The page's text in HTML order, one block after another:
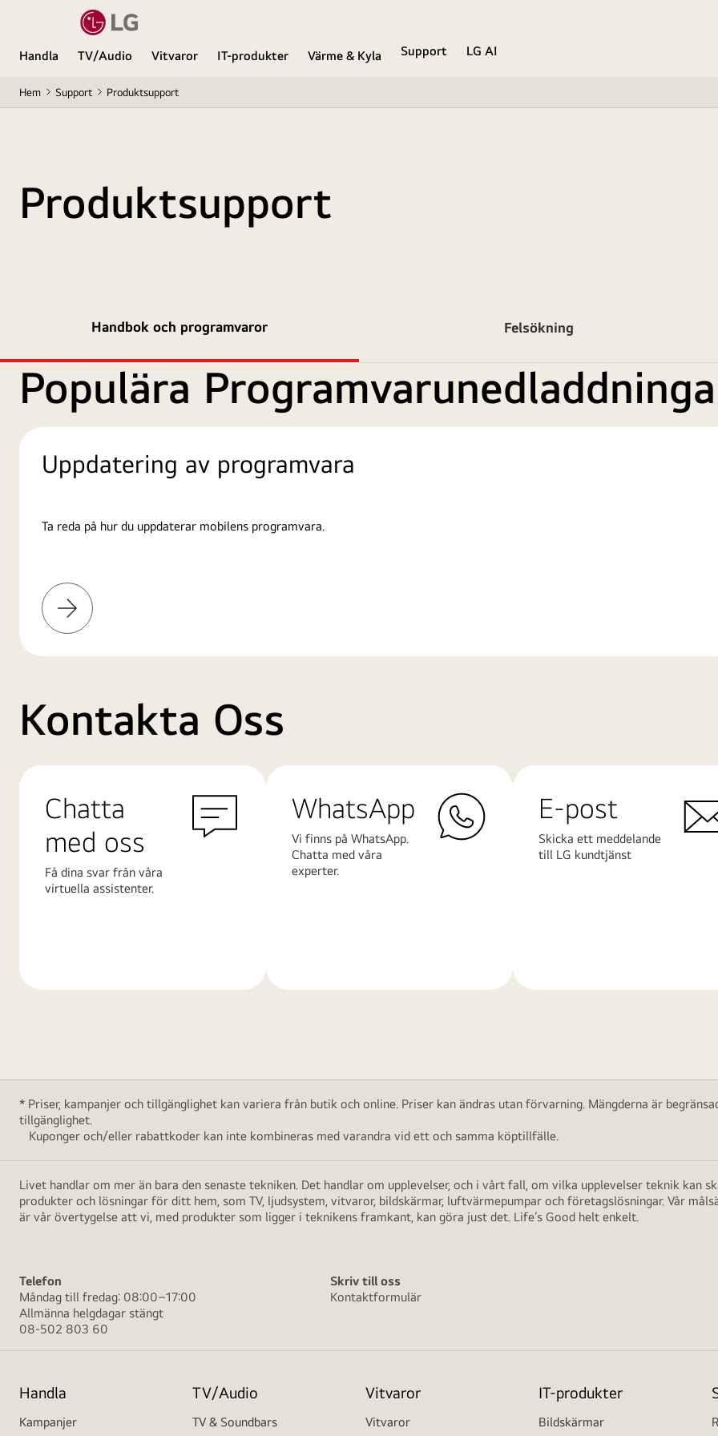
Handla TV/Audio Vitvaror IT-produkter Värme & Kyla Support LG AI
Hem Support Produktsupport
Produktsupport
Handbok och programvaror Felsökning
Populära
Uppdatering av programvara
Ta reda på hur du uppdaterar mobilens programvara.
Läs
mer
Kontakta Oss
Chatta
med oss
Få dina svar från våra
virtuella assistenter.
WhatsApp
Vi finns på WhatsApp.
Chatta med våra
experter.
E-post
Skicka ett meddelande
till LG kundtjänst
* Priser, kampanjer och tillgänglighet kan variera från butik och online. Priser kan ändras utan förvarning. Mängderna är
tillgänglighet.
Kuponger och/eller rabattkoder kan inte kombineras med varandra vid ett och samma köptillfälle.
Livet handlar om mer än bara den senaste tekniken. Det handlar om upplevelser, och i vårt fall, om vilka upplevelser teknik kan
produkter och lösningar för ditt hem, som TV, ljudsystem, vitvaror, bildskärmar, luftvärmepumpar och företagslösningar. Vår
är vår övertygelse att vi, med produkter som ligger i teknikens framkant, kan göra just det. Life’s Good helt enkelt.
Telefon
Måndag till fredag: 08:00–17:00
Allmänna helgdagar stängt
08-502 803 60
Skriv till oss
Kontaktformulär
Handla
Kampanjer
TV/Audio
TV & Soundbars
Vitvaror
Vitvaror
IT-produkter
Bildskärmar